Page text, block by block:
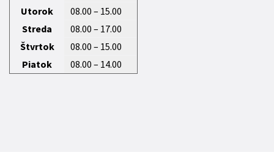
Utorok
08.00 – 15.00
Streda
08.00 – 17.00
Štvrtok
08.00 – 15.00
Piatok
08.00 – 14.00